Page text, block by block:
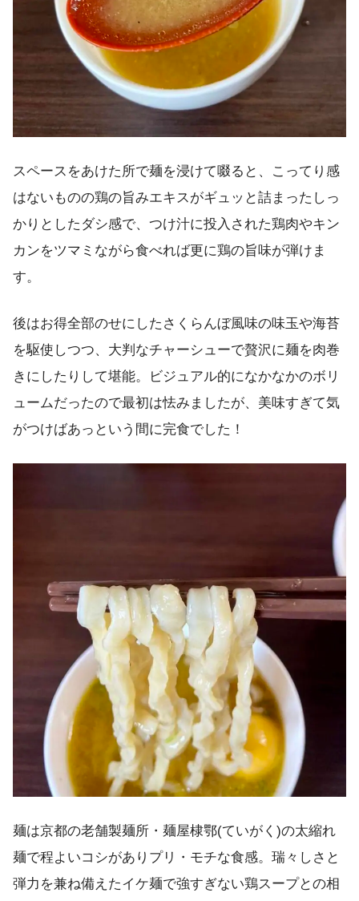
スペースをあけた所で麺を浸けて啜ると、こってり感
はないものの鶏の旨みエキスがギュッと詰まったしっ
かりとしたダシ感で、つけ汁に投入された鶏肉やキン
カンをツマミながら食べれば更に鶏の旨味が弾けま
す。
後はお得全部のせにしたさくらんぼ風味の味玉や海苔
を駆使しつつ、大判なチャーシューで贅沢に麺を肉巻
きにしたりして堪能。ビジュアル的になかなかのボリ
ュームだったので最初は怯みましたが、美味すぎて気
がつけばあっという間に完食でした！
麺は京都の老舗製麺所・麺屋棣鄂(ていがく)の太縮れ
麺で程よいコシがありプリ・モチな食感。瑞々しさと
弾力を兼ね備えたイケ麺で強すぎない鶏スープとの相